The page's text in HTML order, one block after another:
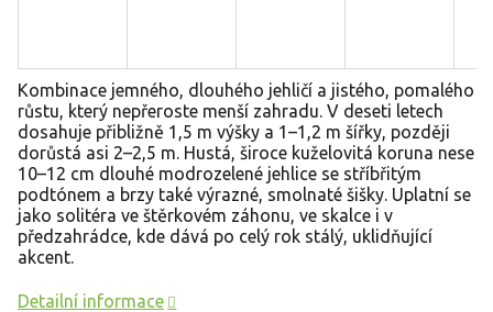
Kombinace jemného, dlouhého jehličí a jistého, pomalého
růstu, který nepřeroste menší zahradu. V deseti letech
dosahuje přibližně 1,5 m výšky a 1–1,2 m šířky, později
dorůstá asi 2–2,5 m. Hustá, široce kuželovitá koruna nese
10–12 cm dlouhé modrozelené jehlice se stříbřitým
podtónem a brzy také výrazné, smolnaté šišky. Uplatní se
jako solitéra ve štěrkovém záhonu, ve skalce i v
předzahrádce, kde dává po celý rok stálý, uklidňující
akcent.
Detailní informace